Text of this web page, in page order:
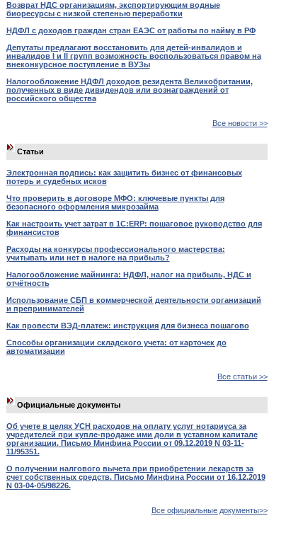
Возврат НДС организациям, экспортирующим водные
биоресурсы с низкой степенью переработки
НДФЛ с доходов граждан стран ЕАЭС от работы по найму в РФ
Депутаты предлагают восстановить для детей-инвалидов и
инвалидов I и II групп возможность воспользоваться правом на
внеконкурсное поступление в ВУЗы
Налогообложение НДФЛ доходов резидента Великобритании,
полученных в виде дивидендов или вознаграждений от
российского общества
Все новости >>
Статьи
Электронная подпись: как защитить бизнес от финансовых
потерь и судебных исков
Что проверить в договоре МФО: ключевые пункты для
безопасного оформления микрозайма
Как настроить учет затрат в 1С:ERP: пошаговое руководство для
финансистов
Расходы на конкурсы профессионального мастерства:
учитывать или нет в налоге на прибыль?
Налогообложение майнинга: НДФЛ, налог на прибыль, НДС и
отчётность
Использование СБП в коммерческой деятельности организаций
и препринимателей
Как провести ВЭД-платеж: инструкция для бизнеса пошагово
Способы организации складского учета: от карточек до
автоматизации
Все статьи >>
Официальные документы
Об учете в целях УСН расходов на оплату услуг нотариуса за
учредителей при купле-продаже ими доли в уставном капитале
организации. Письмо Минфина России от 09.12.2019 N 03-11-
11/95351.
О получении налгового вычета при приобретении лекарств за
счет собственных средств. Письмо Минфина России от 16.12.2019
N 03-04-05/98226.
Все официальные документы>>